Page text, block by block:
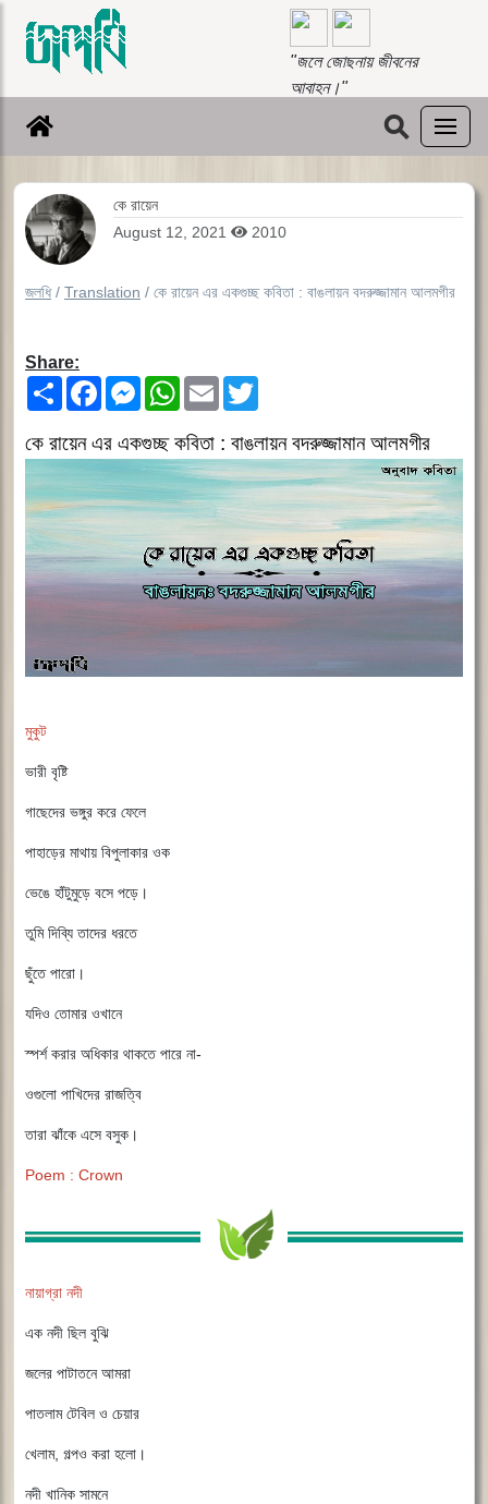
"জলে জোছনায় জীবনের
আবাহন।"
⚲
কে রায়েন
August 12, 2021 2010
জলধি/ Translation / কে রায়েন এর একগুচ্ছ কবিতা : বাঙলায়ন বদরুজ্জামান আলমগীর
Share:
ShareFacebookMessenger
WhatsApp
Email
কে রায়েন এর একগুচ্ছ কবিতা : বাঙলায়ন বদরুজ্জামান আলমগীর
মুকুট
ভারী বৃষ্টি
গাছেদের ভঙ্গুর করে ফেলে
পাহাড়ের মাথায় বিপুলাকার ওক
ভেঙে হাঁটুমুড়ে বসে পড়ে।
তুমি দিব্যি তাদের ধরতে
ছুঁতে পারো।
যদিও তোমার ওখানে
স্পর্শ করার অধিকার থাকতে পারে না-
ওগুলো পাখিদের রাজত্বি
তারা ঝাঁকে এসে বসুক।
Poem : Crown
নায়াগ্রা নদী
এক নদী ছিল বুঝি
জলের পাটাতনে আমরা
পাতলাম টেবিল ও চেয়ার
খেলাম, গল্পও করা হলো।
নদী খানিক সামনে